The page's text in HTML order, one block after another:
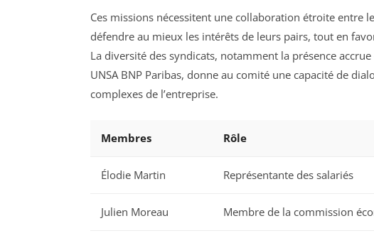
Ces missions nécessitent une collaboration étroite entre
défendre au mieux les intérêts de leurs pairs, tout en
La diversité des syndicats, notamment la présence
UNSA BNP Paribas, donne au comité une capacité de
complexes de l’entreprise.
Membres Rôle
Élodie Martin Représentante des salariés
Julien Moreau Membre de la commission